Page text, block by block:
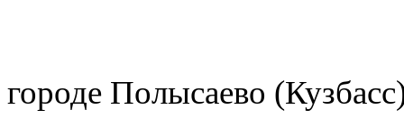
городе Полысаево